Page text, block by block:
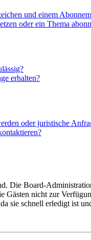
und einem
oder ein Thema
erhalten?
oder juristische
Die Board-
nicht zur
sie schnell erledigt ist